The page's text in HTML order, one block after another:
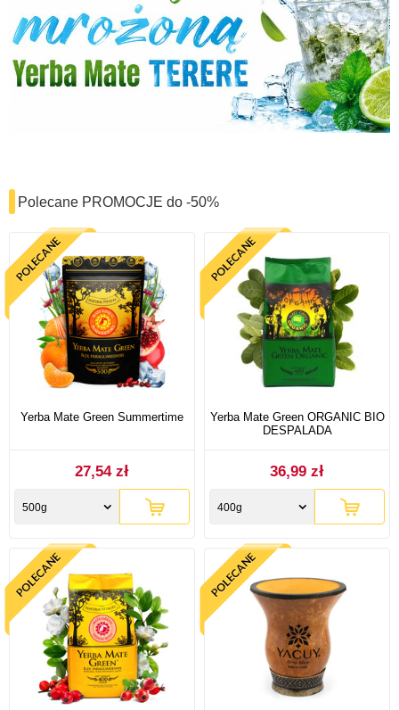
Polecane PROMOCJE do -50%
Yerba Mate Green Summertime
27,54 zł
500g
Yerba Mate Green ORGANIC BIO
DESPALADA
36,99 zł
400g